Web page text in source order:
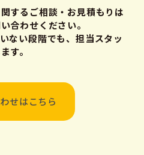
するご相談・お見積もりは
合わせください。
ない段階でも、担当スタッ
す。
せはこちら